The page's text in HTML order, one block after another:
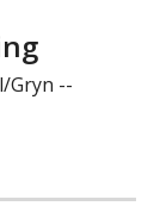
Gryn --